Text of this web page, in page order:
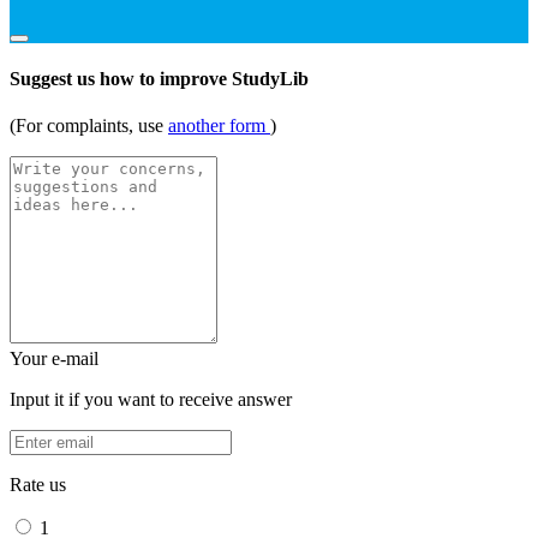
Suggest us how to improve StudyLib
(For complaints, use another form )
Your e-mail
Input it if you want to receive answer
Rate us
1